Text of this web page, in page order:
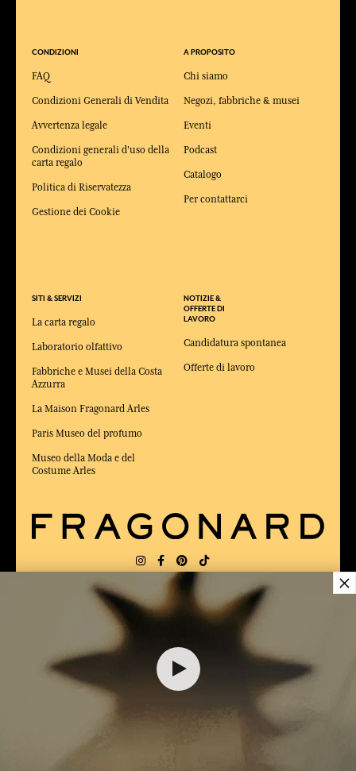
CONDIZIONI
FAQ
Condizioni Generali di Vendita
Avvertenza legale
Condizioni generali d'uso della
carta regalo
Politica di Riservatezza
Gestione dei Cookie
SITI & SERVIZI
La carta regalo
Laboratorio olfattivo
Fabbriche e Musei della Costa
Azzurra
La Maison Fragonard Arles
Paris Museo del profumo
Museo della Moda e del
Costume Arles
A PROPOSITO
Chi siamo
Negozi, fabbriche & musei
Eventi
Podcast
Catalogo
Per contattarci
NOTIZIE &
OFFERTE DI
LAVORO
Candidatura spontanea
Offerte di lavoro
FR LINGUA: IT
×